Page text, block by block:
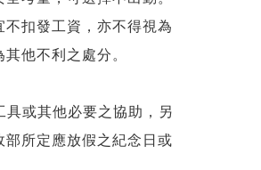
扣發工資，亦不得視為
他不利之處分。
或其他必要之協助，另
所定應放假之紀念日或